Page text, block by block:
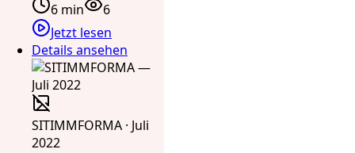
6 min
6
Jetzt lesen
Details ansehen
SITIMMFORMA · Juli
2022